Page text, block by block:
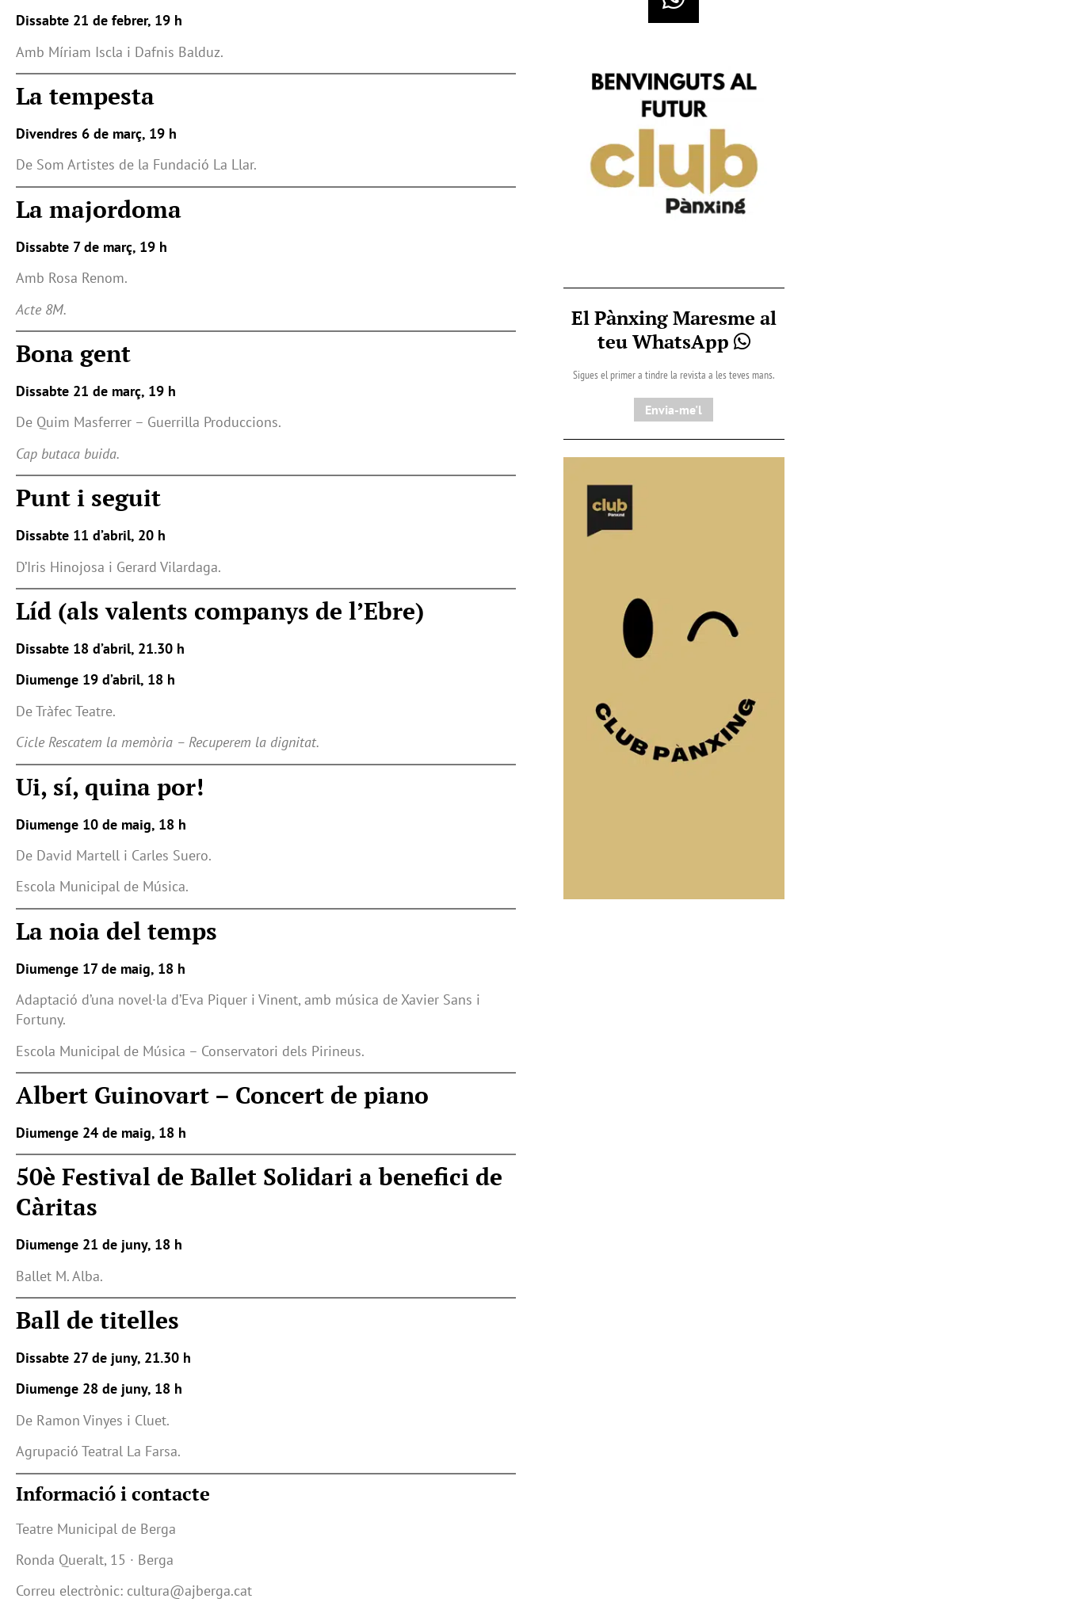
Dissabte 21 de febrer, 19 h
Amb Míriam Iscla i Dafnis Balduz.
La tempesta
Divendres 6 de març, 19 h
De Som Artistes de la Fundació La Llar.
La majordoma
Dissabte 7 de març, 19 h
Amb Rosa Renom.
Acte 8M.
Bona gent
Dissabte 21 de març, 19 h
De Quim Masferrer – Guerrilla Produccions.
Cap butaca buida.
Punt i seguit
Dissabte 11 d’abril, 20 h
D’Iris Hinojosa i Gerard Vilardaga.
Líd (als valents companys de l’Ebre)
Dissabte 18 d’abril, 21.30 h
Diumenge 19 d’abril, 18 h
De Tràfec Teatre.
Cicle Rescatem la memòria – Recuperem la dignitat.
Ui, sí, quina por!
Diumenge 10 de maig, 18 h
De David Martell i Carles Suero.
Escola Municipal de Música.
La noia del temps
Diumenge 17 de maig, 18 h
Adaptació d’una novel·la d’Eva Piquer i Vinent, amb música de Xavier Sans i
Fortuny.
Escola Municipal de Música – Conservatori dels Pirineus.
Albert Guinovart – Concert de piano
Diumenge 24 de maig, 18 h
50è Festival de Ballet Solidari a benefici de
Càritas
Diumenge 21 de juny, 18 h
Ballet M. Alba.
Ball de titelles
Dissabte 27 de juny, 21.30 h
Diumenge 28 de juny, 18 h
De Ramon Vinyes i Cluet.
Agrupació Teatral La Farsa.
Informació i contacte
Teatre Municipal de Berga
Ronda Queralt, 15 · Berga
Correu electrònic: cultura@ajberga.cat
El Pànxing Maresme al
teu WhatsApp
Sigues el primer a tindre la revista a les teves mans.
Envia-me'l